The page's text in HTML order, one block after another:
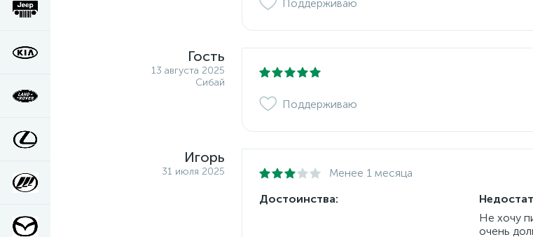
Поддерживаю
Гость
13 августа 2025
Сибай
Поддерживаю
Игорь
31 июля 2025 Менее 1 месяца
Достоинства:
Не хочу
очень